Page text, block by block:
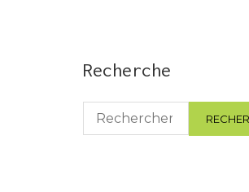
Recherche
Rechercher :